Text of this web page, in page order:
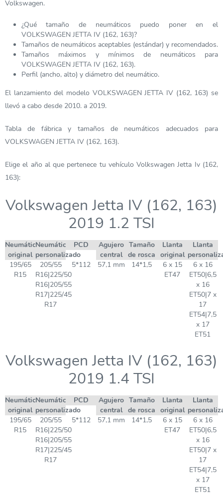
Volkswagen.
¿Qué tamaño de neumáticos puedo poner en el
VOLKSWAGEN JETTA IV (162, 163)?
Tamaños de neumáticos aceptables (estándar) y recomendados.
Tamaños máximos y mínimos de neumáticos para
VOLKSWAGEN JETTA IV (162, 163).
Perfil (ancho, alto) y diámetro del neumático.
El lanzamiento del modelo VOLKSWAGEN JETTA IV (162, 163) se
llevó a cabo desde 2010. a 2019.
Tabla de fábrica y tamaños de neumáticos adecuados para
VOLKSWAGEN JETTA IV (162, 163).
Elige el año al que pertenece tu vehículo Volkswagen Jetta Iv (162,
163):
Volkswagen Jetta IV (162, 163)
2019 1.2 TSI
Neumático
original
Neumático
personalizado
PCD
Agujero
central
Tamaño
de rosca
Llanta
original
Llanta
195/65
R15
205/55
R16|225/50
R16|205/55
R17|225/45
R17
5*112 57,1 mm 14*1,5
6 x 15
ET47
6 x 16
ET50|6,5
x 16
ET50|7 x
17
ET54|7,5
x 17
ET51
Volkswagen Jetta IV (162, 163)
2019 1.4 TSI
Neumático
original
Neumático
personalizado
PCD
Agujero
central
Tamaño
de rosca
Llanta
original
Llanta
195/65
R15
205/55
R16|225/50
R16|205/55
R17|225/45
R17
5*112 57,1 mm 14*1,5
6 x 15
ET47
6 x 16
ET50|6,5
x 16
ET50|7 x
17
ET54|7,5
x 17
ET51